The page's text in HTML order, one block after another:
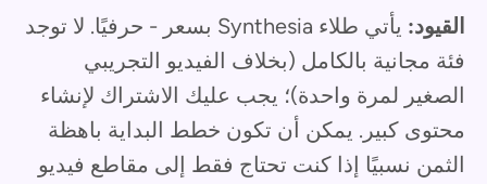
القيود:
يأتي طلاء Synthesia بسعر - حرفيًا. لا توجد
فئة مجانية بالكامل (بخلاف الفيديو التجريبي
الصغير لمرة واحدة)؛ يجب عليك الاشتراك لإنشاء
محتوى كبير. يمكن أن تكون خطط البداية باهظة
الثمن نسبيًا إذا كنت تحتاج فقط إلى مقاطع فيديو